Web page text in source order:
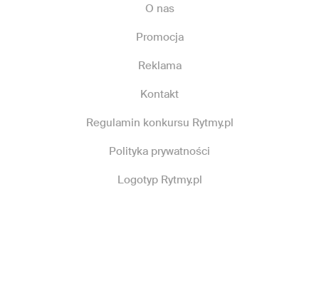
O nas
Promocja
Reklama
Kontakt
Regulamin konkursu Rytmy.pl
Polityka prywatności
Logotyp Rytmy.pl